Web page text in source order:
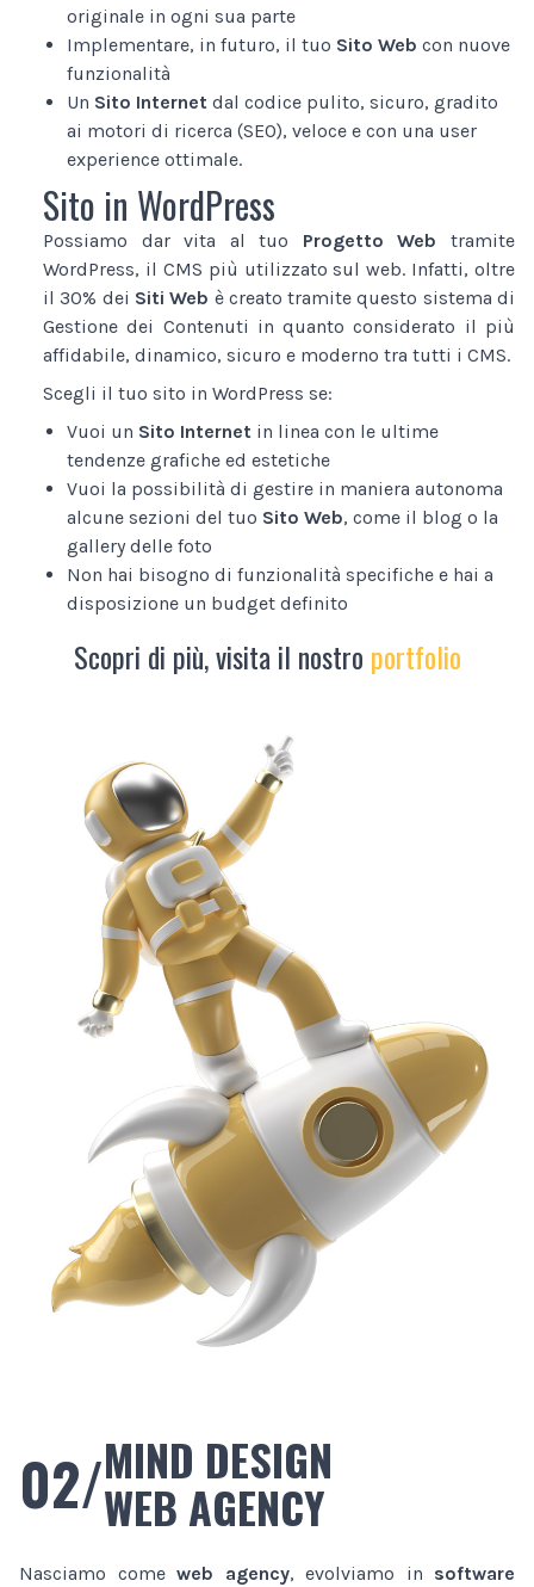
originale in ogni sua parte
Implementare, in futuro, il tuo Sito Web con nuove
funzionalità
Un Sito Internet dal codice pulito, sicuro, gradito
ai motori di ricerca (SEO), veloce e con una user
experience ottimale.
Sito in WordPress
Possiamo dar vita al tuo Progetto Web tramite
WordPress, il CMS più utilizzato sul web. Infatti, oltre
il 30% dei Siti Web è creato tramite questo sistema di
Gestione dei Contenuti in quanto considerato il più
affidabile, dinamico, sicuro e moderno tra tutti i CMS.
Scegli il tuo sito in WordPress se:
Vuoi un Sito Internet in linea con le ultime
tendenze grafiche ed estetiche
Vuoi la possibilità di gestire in maniera autonoma
alcune sezioni del tuo Sito Web, come il blog o la
gallery delle foto
Non hai bisogno di funzionalità specifiche e hai a
disposizione un budget definito
Scopri di più, visita il nostro portfolio
02/MIND DESIGN
WEB AGENCY
Nasciamo come web agency, evolviamo in software